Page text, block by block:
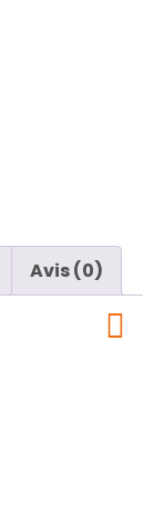
Avis (0)